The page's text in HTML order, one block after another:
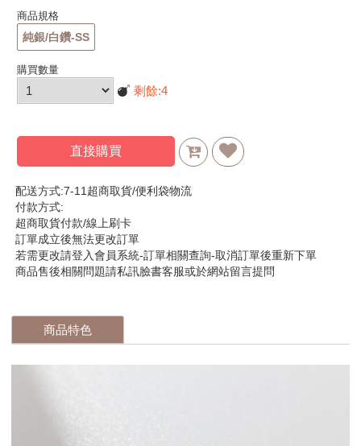
商品規格
純銀/白鑽-SS
購買數量
剩餘:4
直接購買
配送方式:7-11超商取貨/便利袋物流
付款方式:
超商取貨付款/線上刷卡
訂單成立後無法更改訂單
若需更改請登入會員系統-訂單相關查詢-取消訂單後重新下單
商品售後相關問題請私訊臉書客服或於網站留言提問
商品特色